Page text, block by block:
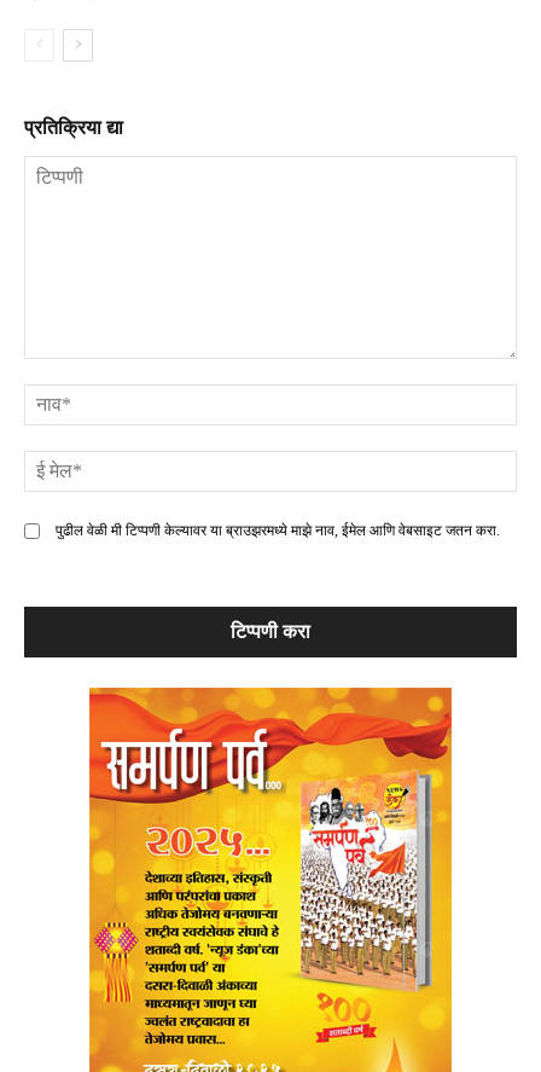
प्रतिक्रिया द्या
पुढील वेळी मी टिप्पणी केल्यावर या ब्राउझरमध्ये माझे नाव, ईमेल आणि वेबसाइट जतन करा.